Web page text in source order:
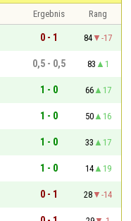
Ergebnis
Rang
0 - 1 84
-17
0,5 - 0,5 83
1
1 - 0 66
17
1 - 0 50
16
1 - 0 33
17
1 - 0 14
19
0 - 1 28
-14